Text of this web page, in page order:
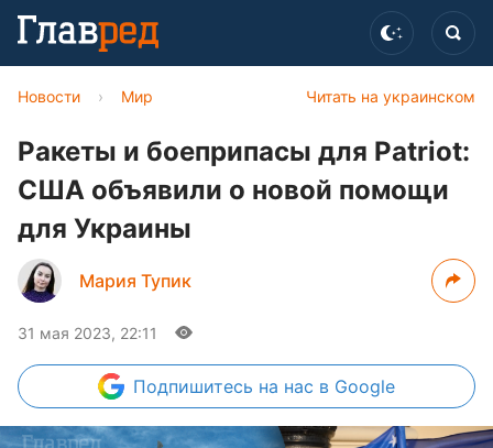
Читать на украинском
Новости › Мир
Ракеты и боеприпасы для Patriot:
США объявили о новой помощи
для Украины
Мария Тупик
31 мая 2023, 22:11
Подпишитесь на нас в Google